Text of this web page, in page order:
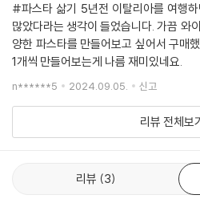
3. 식탁을 풍성하게 만드는 파스타 요리
1. 토마토 소스 파스타
포모도로
아마트리치아나
초리조를 곁들인 토마토 소스 펜네
해산물 토마토 스파게티
#파스타 삶기 5년전 이탈리아를 여행
많았다라는 생각이 들었습니다. 가끔 와
양한 파스타를 만들어보고 싶어서 구매
1개씩 만들어보는게 나름 재미있네요.
n******5 2024.09.05. 신고
리뷰 전체보
리뷰 3